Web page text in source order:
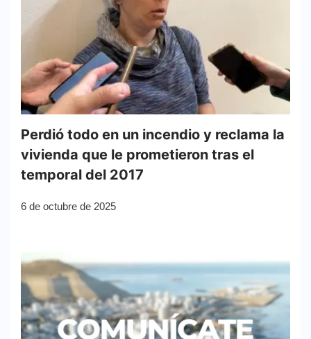
Perdió todo en un incendio y reclama la
vivienda que le prometieron tras el
temporal del 2017
6 de octubre de 2025